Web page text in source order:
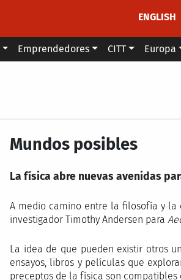
ENGLISH
Emprendedores CITT Europa
Mundos posibles
La física abre nuevas avenidas
A medio camino entre la filosofía y la
investigador Timothy Andersen para
La idea de que pueden existir otros
ensayos, libros y películas que
preceptos de la física son compatibles